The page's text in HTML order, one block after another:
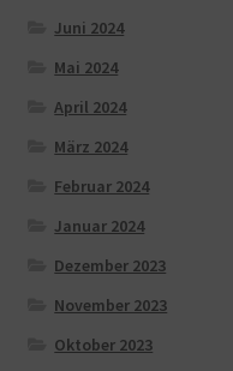
Juni 2024
Mai 2024
April 2024
März 2024
Februar 2024
Januar 2024
Dezember 2023
November 2023
Oktober 2023